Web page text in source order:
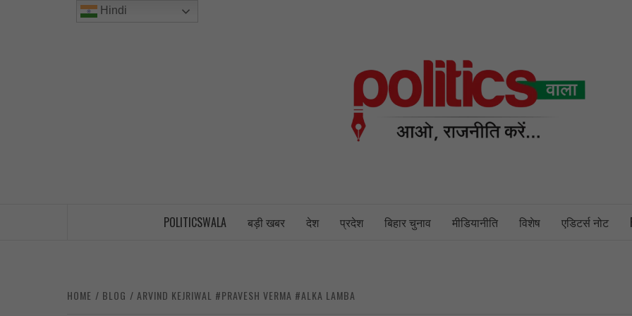
POLITICSWALA बड़ी खबर देश प्रदेश बिहार चुनाव मीडियानीति विशेष एडिटर्स नोट
HOME BLOG ARVIND KEJRIWAL #PRAVESH VERMA #ALKA LAMBA
Hindi